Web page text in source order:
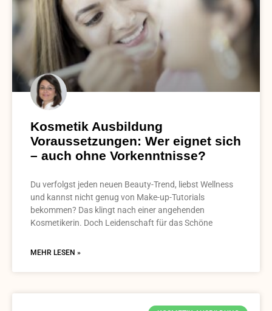
Kosmetik Ausbildung
Voraussetzungen: Wer eignet sich
– auch ohne Vorkenntnisse?
Du verfolgst jeden neuen Beauty-Trend, liebst Wellness
und kannst nicht genug von Make-up-Tutorials
bekommen? Das klingt nach einer angehenden
Kosmetikerin. Doch Leidenschaft für das Schöne
MEHR LESEN »